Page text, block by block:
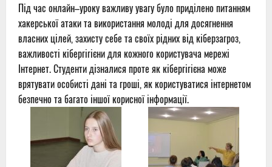
Під час онлайн–уроку важливу увагу було приділено питанням
хакерської атаки та використання молоді для досягнення
власних цілей, захисту себе та своїх рідних від кіберзагроз,
важливості кібергігієни для кожного користувача мережі
Інтернет. Студенти дізналися проте як кібергігієна може
врятувати особисті дані та гроші, як користуватися інтернетом
безпечно та багато іншої корисної інформації.